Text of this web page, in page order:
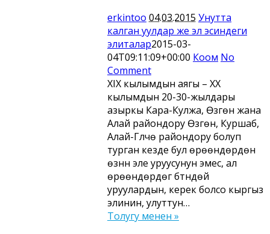
erkintoo 04.03.2015 Унутта
калган уулдар же эл эсиндеги
элиталар2015-03-
04T09:11:09+00:00 Коом No
Comment
XIX кылымдын аягы – XX
кылымдын 20-30-жылдары
азыркы Кара-Кулжа, Өзгөн жана
Алай райондору Өзгөн, Куршаб,
Алай-Гүлчө райондору болуп
турган кезде бул өрөөндөрдөн
өзүнүн эле уруусунун эмес, ал
өрөөндөрдөгү бүтүндөй
уруулардын, керек болсо кыргыз
элинин, улуттун…
Толугу менен »